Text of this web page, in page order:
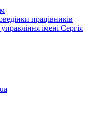
працівників
імені Сергія